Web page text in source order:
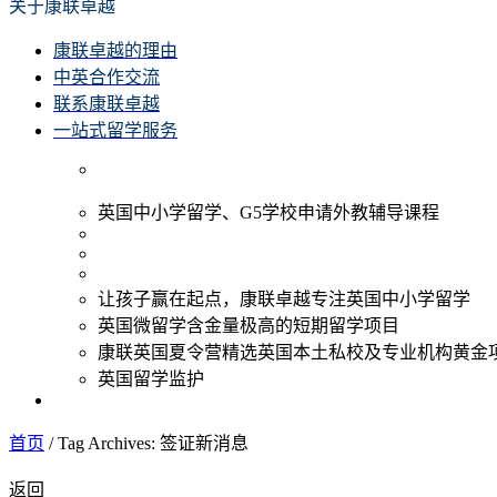
关于康联卓越
康联卓越的理由
中英合作交流
联系康联卓越
一站式留学服务
英国中小学留学、G5学校申请外教辅导课程
让孩子赢在起点，康联卓越专注英国中小学留学
英国微留学含金量极高的短期留学项目
康联英国夏令营精选英国本土私校及专业机构黄金
英国留学监护
首页 /Tag Archives: 签证新消息
返回